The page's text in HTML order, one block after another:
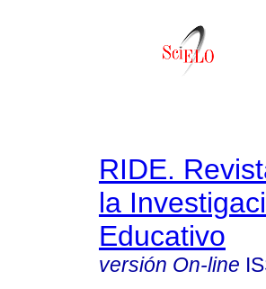
RIDE.
la
Educativo
versión On-line